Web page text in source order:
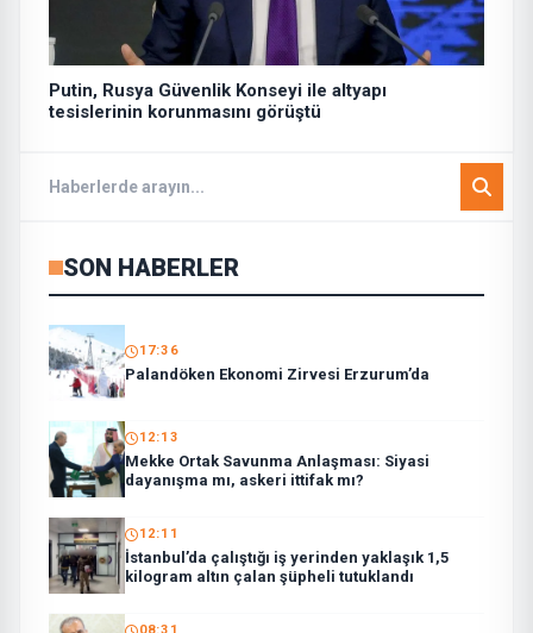
Putin, Rusya Güvenlik Konseyi ile altyapı
tesislerinin korunmasını görüştü
SON HABERLER
17:36
Palandöken Ekonomi Zirvesi Erzurum’da
12:13
Mekke Ortak Savunma Anlaşması: Siyasi
dayanışma mı, askeri ittifak mı?
12:11
İstanbul’da çalıştığı iş yerinden yaklaşık 1,5
kilogram altın çalan şüpheli tutuklandı